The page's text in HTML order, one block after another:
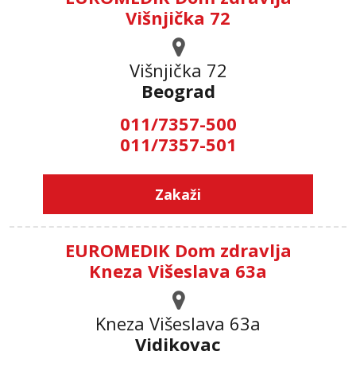
Višnjička 72
Višnjička 72
Beograd
011/7357-500
011/7357-501
Zakaži
EUROMEDIK Dom zdravlja
Kneza Višeslava 63a
Kneza Višeslava 63a
Vidikovac